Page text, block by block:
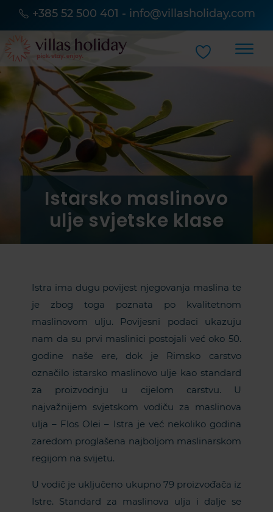
+385 52 500 401 - info@villasholiday.com
Istarsko maslinovo
ulje svjetske klase
Istra ima dugu povijest njegovanja maslina te
je zbog toga poznata po kvalitetnom
maslinovom ulju. Povijesni podaci ukazuju
nam da su prvi maslinici postojali već oko 50.
godine naše ere, dok je Rimsko carstvo
označilo istarsko maslinovo ulje kao standard
za proizvodnju u cijelom carstvu. U
najvažnijem svjetskom vodiču za maslinova
ulja – Flos Olei – Istra je već nekoliko godina
zaredom proglašena najboljom maslinarskom
regijom na svijetu.
U vodič je uključeno ukupno 79 proizvođača iz
Istre. Standard za maslinova ulja i dalje se